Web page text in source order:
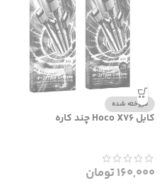
فروخته شده
کابل Hoco X76 چند کاره
160,000تومان